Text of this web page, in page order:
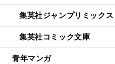
集英社ジャンプリミックス
集英社コミック文庫
青年マンガ